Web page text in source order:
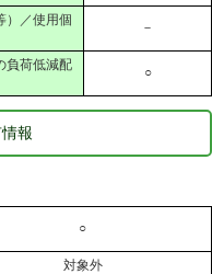
）／使用個
－
負荷低減配
○
報
○
対象外